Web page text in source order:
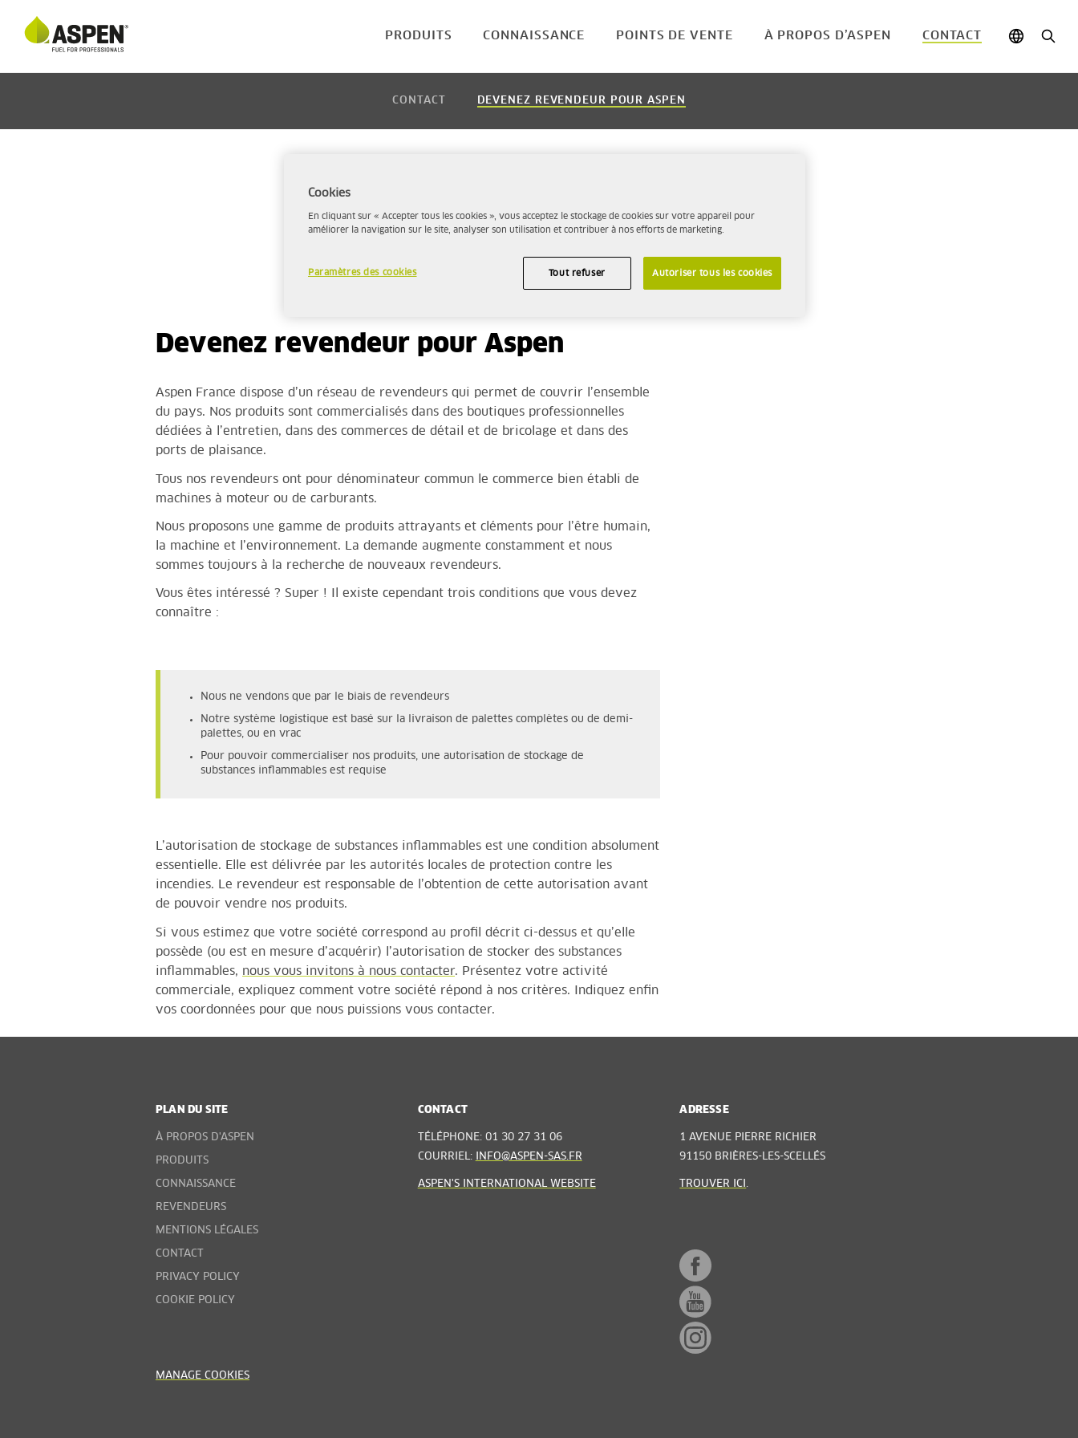
PRODUITS CONNAISSANCE POINTS DE VENTE À PROPOS D’ASPEN CONTACT
CONTACT DEVENEZ REVENDEUR POUR ASPEN
Devenez revendeur pour Aspen
Aspen France dispose d’un réseau de revendeurs qui permet de couvrir l’ensemble
du pays. Nos produits sont commercialisés dans des boutiques professionnelles
dédiées à l’entretien, dans des commerces de détail et de bricolage et dans des
ports de plaisance.
Tous nos revendeurs ont pour dénominateur commun le commerce bien établi de
machines à moteur ou de carburants.
Nous proposons une gamme de produits attrayants et cléments pour l’être humain,
la machine et l’environnement. La demande augmente constamment et nous
sommes toujours à la recherche de nouveaux revendeurs.
Vous êtes intéressé ? Super ! Il existe cependant trois conditions que vous devez
connaître :
Nous ne vendons que par le biais de revendeurs
Notre système logistique est basé sur la livraison de palettes complètes ou de demi-
palettes, ou en vrac
Pour pouvoir commercialiser nos produits, une autorisation de stockage de
substances inflammables est requise
L’autorisation de stockage de substances inflammables est une condition absolument
essentielle. Elle est délivrée par les autorités locales de protection contre les
incendies. Le revendeur est responsable de l’obtention de cette autorisation avant
de pouvoir vendre nos produits.
Si vous estimez que votre société correspond au profil décrit ci-dessus et qu’elle
possède (ou est en mesure d’acquérir) l’autorisation de stocker des substances
inflammables, nous vous invitons à nous contacter. Présentez votre activité
commerciale, expliquez comment votre société répond à nos critères. Indiquez enfin
vos coordonnées pour que nous puissions vous contacter.
PLAN DU SITE
À PROPOS D'ASPEN
PRODUITS
CONNAISSANCE
REVENDEURS
MENTIONS LÉGALES
CONTACT
PRIVACY POLICY
COOKIE POLICY
MANAGE COOKIES
CONTACT
TÉLÉPHONE: 01 30 27 31 06
COURRIEL:
INFO@ASPEN-SAS.FR
ASPEN'S INTERNATIONAL WEBSITE
ADRESSE
1 AVENUE PIERRE RICHIER
91150 BRIÈRES-LES-SCELLÉS
TROUVER ICI
Cookies
En cliquant sur « Accepter tous les cookies », vous acceptez le stockage de cookies sur votre appareil pour
améliorer la navigation sur le site, analyser son utilisation et contribuer à nos efforts de marketing.
Paramètres des cookies Tout refuser Autoriser tous les cookies